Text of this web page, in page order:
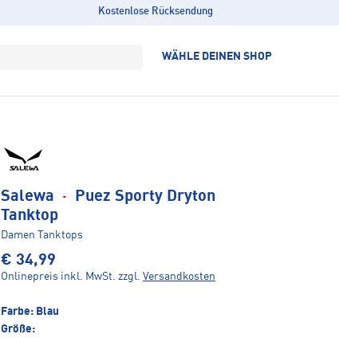
Kostenlose Rücksendung
WÄHLE DEINEN SHOP
Salewa · Puez Sporty Dryton
Tanktop
Damen Tanktops
€ 34,99
Onlinepreis inkl. MwSt. zzgl. Versandkosten
Farbe: Blau
Größe: